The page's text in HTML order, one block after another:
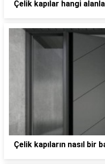
Çelik kapılar hangi
Çelik kapıların nasıl bir